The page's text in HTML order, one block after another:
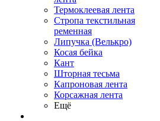
Термоклеевая лента
Стропа текстильная
ременная
Липучка (Велькро)
Косая бейка
Кант
Шторная тесьма
Капроновая лента
Корсажная лента
Ещё